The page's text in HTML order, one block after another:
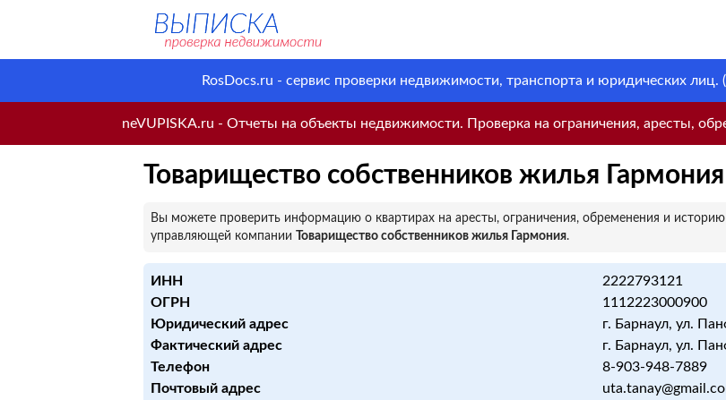
RosDocs.ru - сервис проверки недвижимости, транспорта и юридических
neVUPISKA.ru - Отчеты на объекты недвижимости. Проверка на ограничения, аресты,
Товарищество собственников жилья Гармония
Вы можете проверить информацию о квартирах на аресты, ограничения, обременения и
управляющей компании
Товарищество собственников жилья Гармония.
ИНН
2222793121
ОГРН
1112223000900
Юридический адрес
г. Барнаул, ул.
Фактический адрес
г. Барнаул, ул.
Телефон
8-903-948-7889
Почтовый адрес